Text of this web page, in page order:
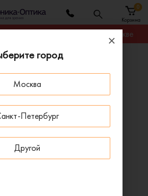
город
Москва
Петербург
Другой
Корзина
0
цену на любую оправу в Москве
для очков
CARDIN PC 8467 08M